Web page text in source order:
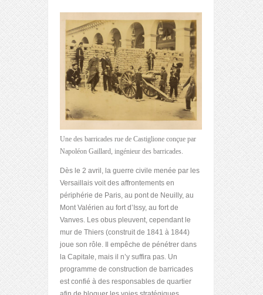
Une des barricades rue de Castiglione conçue par
Napoléon Gaillard, ingénieur des barricades.
Dès le 2 avril, la guerre civile menée par les
Versaillais voit des affrontements en
périphérie de Paris, au pont de Neuilly, au
Mont Valérien au fort d’Issy, au fort de
Vanves. Les obus pleuvent, cependant le
mur de Thiers (construit de 1841 à 1844)
joue son rôle. Il empêche de pénétrer dans
la Capitale, mais il n’y suffira pas. Un
programme de construction de barricades
est confié à des responsables de quartier